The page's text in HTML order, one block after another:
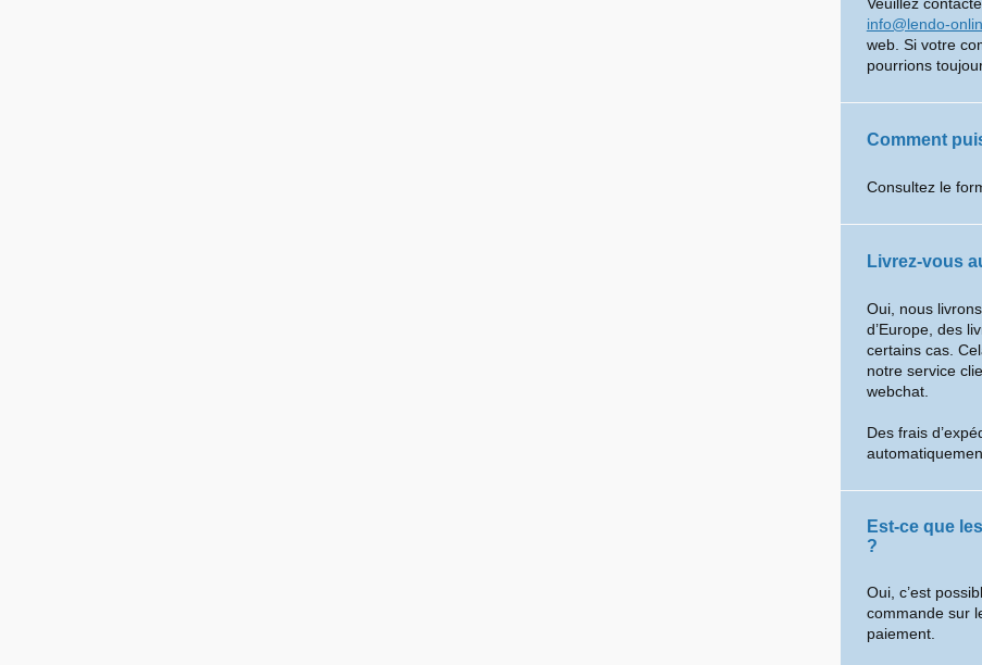
info@lendo-
web. Si votre
pourrions
Comment
Consultez le
Livrez-vous
Oui, nous
d’Europe, des
certains cas.
notre service
webchat.
Des frais
Est-ce que
?
Oui, c’est
commande sur
paiement.